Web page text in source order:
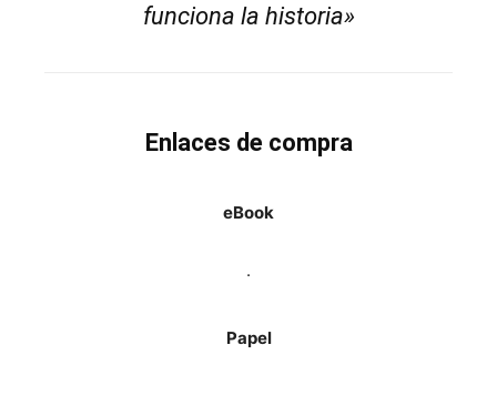
funciona la historia»
Enlaces de compra
eBook
.
Papel